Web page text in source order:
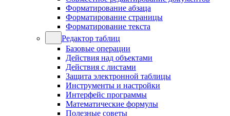
Форматирование абзаца
Форматирование страницы
Форматирование текста
Редактор таблиц
Базовые операции
Действия над объектами
Действия с листами
Защита электронной таблицы
Инструменты и настройки
Интерфейс программы
Математические формулы
Полезные советы